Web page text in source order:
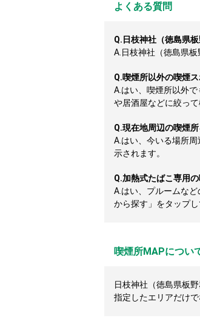
よくある質問
Q. 日枝神社（徳島県
A. 日枝神社（徳島県
Q.喫煙所以外の喫煙
A. はい、喫煙所以外
や居酒屋などに絞って
Q.現在地周辺の喫煙
A. はい、今いる場所
示されます。
Q.加熱式たばこ専用
A. はい、プルームな
から探す」をタップ
喫煙所MAPについ
日枝神社（徳島県板
指定したエリアだけ